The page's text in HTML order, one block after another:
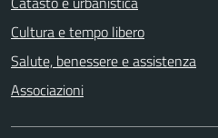
Cultura e tempo libero
Salute, benessere e assistenza
Associazioni